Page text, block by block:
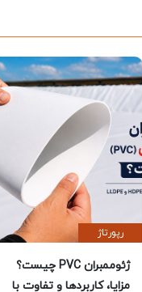
رپورتاژ
ژئوممبران PVC چیست؟
مزایا، کاربردها و تفاوت با